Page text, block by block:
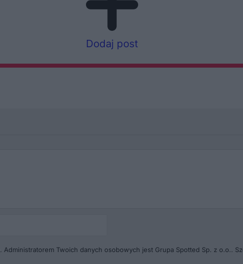
Dodaj post
. Administratorem Twoich danych osobowych jest Grupa Spotted Sp. z o.o..